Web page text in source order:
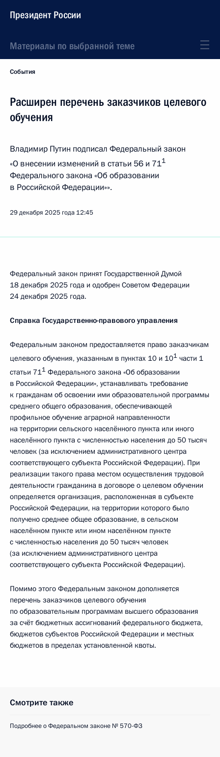
Президент России
Материалы по выбранной теме
События
Расширен перечень заказчиков целевого
обучения
Владимир Путин подписал Федеральный закон
«О внесении изменений в статьи 56 и 711
Федерального закона «Об образовании
в Российской Федерации»».
29 декабря 2025 года 12:45
Федеральный закон принят Государственной Думой
18 декабря 2025 года и одобрен Советом Федерации
24 декабря 2025 года.
Справка Государственно-правового управления
Федеральным законом предоставляется право заказчикам
целевого обучения, указанным в пунктах 10 и 101 части 1
статьи 711 Федерального закона «Об образовании
в Российской Федерации», устанавливать требование
к гражданам об освоении ими образовательной программы
среднего общего образования, обеспечивающей
профильное обучение аграрной направленности
на территории сельского населённого пункта или иного
населённого пункта с численностью населения до 50 тысяч
человек (за исключением административного центра
соответствующего субъекта Российской Федерации). При
реализации такого права местом осуществления трудовой
деятельности гражданина в договоре о целевом обучении
определяется организация, расположенная в субъекте
Российской Федерации, на территории которого было
получено среднее общее образование, в сельском
населённом пункте или ином населённом пункте
с численностью населения до 50 тысяч человек
(за исключением административного центра
соответствующего субъекта Российской Федерации).
Помимо этого Федеральным законом дополняется
перечень заказчиков целевого обучения
по образовательным программам высшего образования
за счёт бюджетных ассигнований федерального бюджета,
бюджетов субъектов Российской Федерации и местных
бюджетов в пределах установленной квоты.
Смотрите также
Подробнее о Федеральном законе № 570-ФЗ